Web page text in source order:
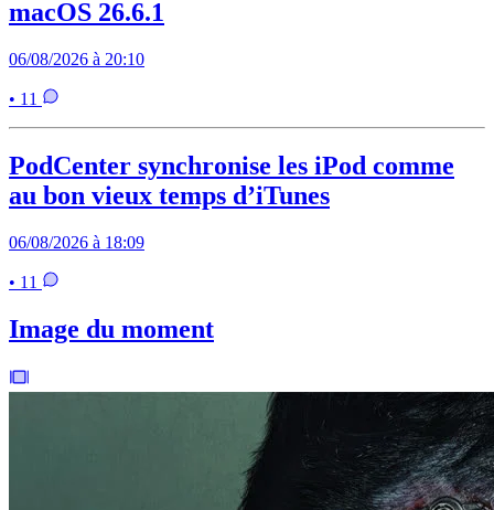
macOS 26.6.1
06/08/2026 à 20:10
• 11
PodCenter synchronise les iPod comme
au bon vieux temps d’iTunes
06/08/2026 à 18:09
• 11
Image du moment